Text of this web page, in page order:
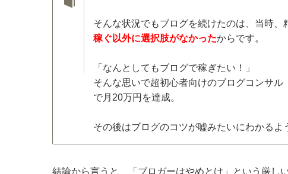
そんな状況でもブログを続けたのは、当時、
稼ぐ以外に選択肢がなかったからです。
「なんとしてもブログで稼ぎたい！」
そんな思いで超初心者向けのブログコンサル
で月20万円を達成。
その後はブログのコツが嘘みたいにわかるよ
結論から言うと、「ブロガーはやめとけ」という厳し